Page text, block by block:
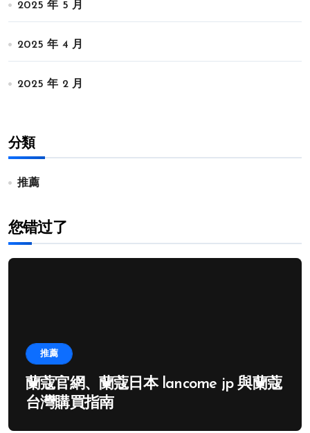
2025 年 5 月
2025 年 4 月
2025 年 2 月
分類
推薦
您错过了
推薦
蘭蔻官網、蘭蔻日本 lancome jp 與蘭蔻
台灣購買指南